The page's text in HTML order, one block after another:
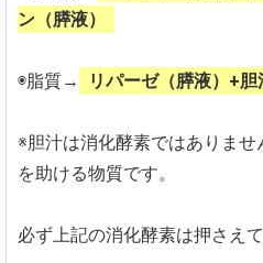
ン（膵液）
◉脂質→ リパーゼ（膵液）+胆
※胆汁は消化酵素ではありま
を助ける物質です。
必ず上記の消化酵素は押さえ